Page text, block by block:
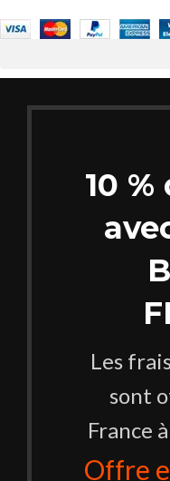
10
Les
sont
France
Offre